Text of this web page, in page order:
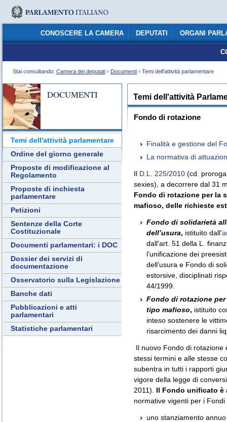
CONOSCERE LA CAMERA DEPUTATI ORGANI
Stai consultando: Camera dei deputati › Documenti › Temi dell'attività parlamentare
DOCUMENTI
Temi dell'attività parlamentare
Ordine del giorno generale
Proposte di modificazione al
Regolamento
Proposte di inchiesta
parlamentare
Petizioni
Sentenze della Corte
Costituzionale
Documenti parlamentari: i DOC
Dossier dei servizi di
documentazione
Osservatorio sulla Legislazione
Banche dati
Pubblicazioni e atti
parlamentari
Statistiche parlamentari
Temi dell'attività
Fondo di rotazione
Finalità e gestione del
La normativa di
Il D.L. 225/2010 (cd.
sexies), a decorrere dal 31
Fondo di rotazione per la
mafioso, delle richieste
Fondo di solidarietà
dell’usura, istituito dall'
dall'art. 51 della L.
l’unificazione dei
dell’usura e Fondo di
estorsive, disciplinati
44/1999.
Fondo di rotazione
tipo mafioso, istituito
inteso sostenere le
risarcimento dei danni
Il nuovo Fondo di rotazione
stessi termini e alle stesse
subentra in tutti i rapporti
vigore della legge di
2011). Il Fondo unificato è
normative vigenti per i
uno stanziamento